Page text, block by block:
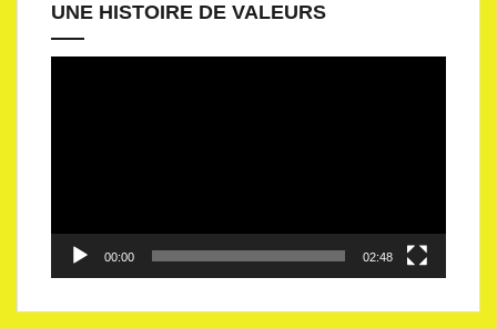
UNE HISTOIRE DE VALEURS
00:00 02:48